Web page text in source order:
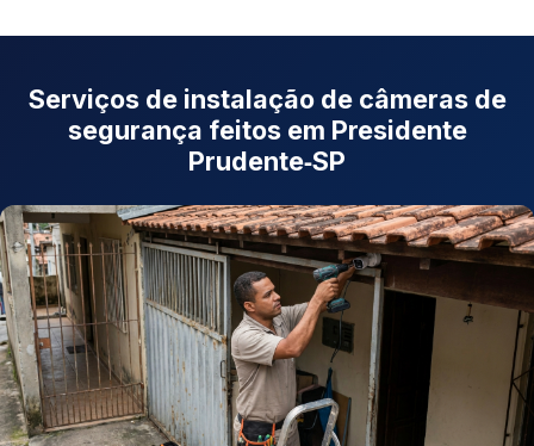
Serviços de instalação de câmeras de
segurança feitos em Presidente
Prudente‑SP